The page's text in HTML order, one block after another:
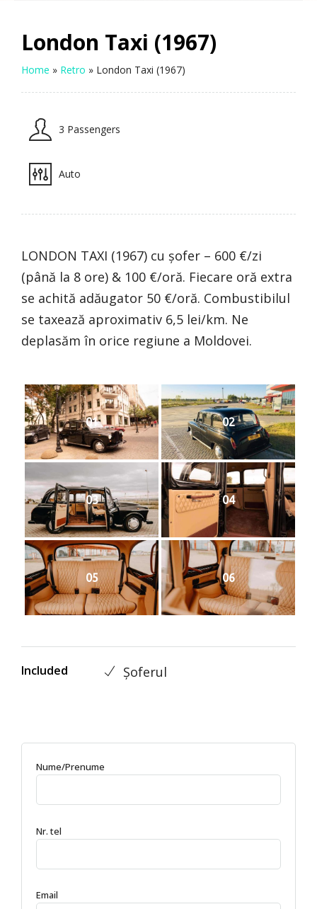
London Taxi (1967)
Home » Retro » London Taxi (1967)
3 Passengers
Auto
LONDON TAXI (1967) cu șofer – 600 €/zi
(până la 8 ore) & 100 €/oră. Fiecare oră extra
se achită adăugator 50 €/oră. Combustibilul
se taxează aproximativ 6,5 lei/km. Ne
deplasăm în orice regiune a Moldovei.
01 02
03 04
05 06
Included Șoferul
Nume/Prenume
Nr. tel
Email